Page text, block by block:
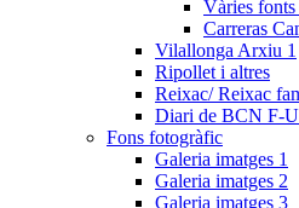
Vàries
Carreras
Vilallonga Arxiu 1
Ripollet i altres
Reixac/ Reixac
Diari de BCN F-
Fons fotogràfic
Galeria imatges 1
Galeria imatges 2
Galeria imatges 3